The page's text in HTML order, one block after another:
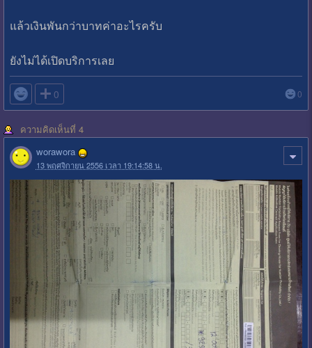
แล้วเงินพันกว่าบาทค่าอะไรครับ
ยังไม่ได้เปิดบริการเลย
 0 0
ความคิดเห็นที่ 4
worawora
13 พฤศจิกายน 2556 เวลา 19:14:58 น.